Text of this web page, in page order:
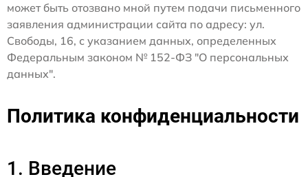
может быть отозвано мной путем подачи письменного
заявления администрации сайта по адресу: ул.
Свободы, 16, с указанием данных, определенных
Федеральным законом № 152-ФЗ "О персональных
данных".
Политика конфиденциальности
1. Введение